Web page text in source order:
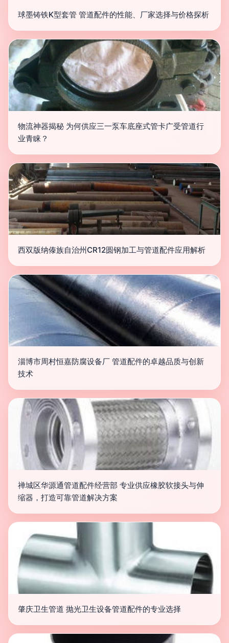
球墨铸铁K型套管 管道配件的性能、厂家选择与价格探析
物流神器揭秘 为何供应三一泵车底座式管卡广受管道行
业青睐？
西双版纳傣族自治州CR12圆钢加工与管道配件应用解析
淄博市周村恒嘉防腐设备厂 管道配件的卓越品质与创新
技术
禅城区华源通管道配件经营部 专业供应橡胶软接头与伸
缩器，打造可靠管道解决方案
肇庆卫生管道 抛光卫生设备管道配件的专业选择